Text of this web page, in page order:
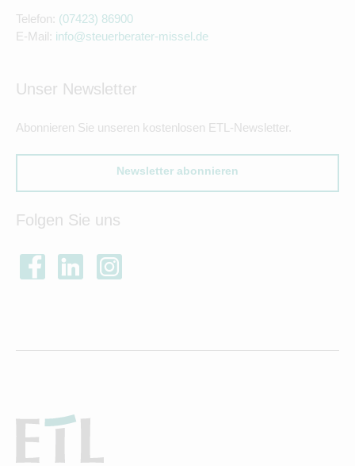
Telefon: (07423) 86900
E-Mail: info@steuerberater-missel.de
Unser Newsletter
Abonnieren Sie unseren kostenlosen ETL-Newsletter.
Newsletter abonnieren
Folgen Sie uns